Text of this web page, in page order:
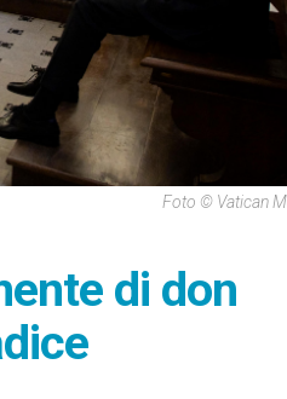
Foto © Vatican
di don